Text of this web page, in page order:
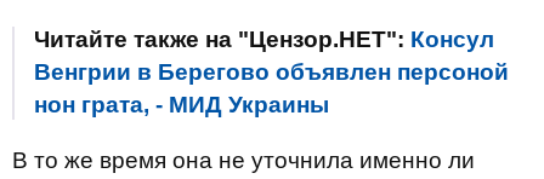
Читайте также на "Цензор.НЕТ": Консул
Венгрии в Берегово объявлен персоной
нон грата, - МИД Украины
В то же время она не уточнила именно ли